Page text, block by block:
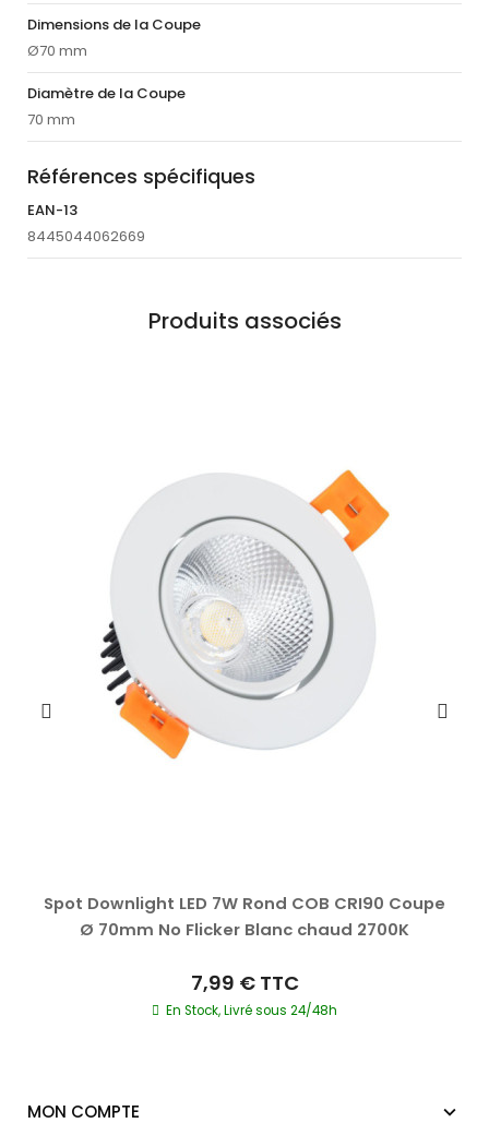
Dimensions de la Coupe
Ø70 mm
Diamètre de la Coupe
70 mm
Références spécifiques
EAN-13
8445044062669
Produits associés
Spot Downlight LED 7W Rond COB CRI90 Coupe
Ø 70mm No Flicker Blanc chaud 2700K
7,99 € TTC
En Stock, Livré sous 24/48h
MON COMPTE